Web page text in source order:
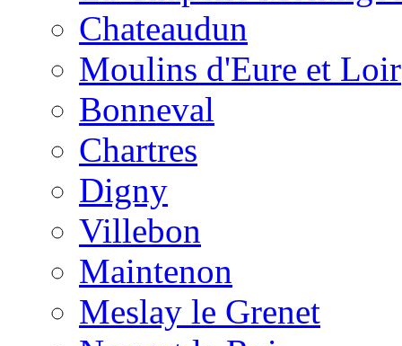
Chateaudun
Moulins d'Eure et Loir
Bonneval
Chartres
Digny
Villebon
Maintenon
Meslay le Grenet